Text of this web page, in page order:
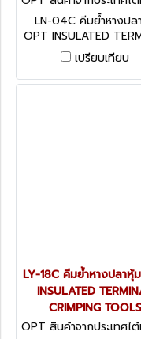
N-04C
LN-04C คีมย้ำหางปล
OPT INSULATED
CRIMPING TOOLS
เปรียบเทียบ
LY-18C คีมย้ำหางปลาหุ้
INSULATED
CRIMPING TOOLS
OPT สินค้าจากประเทศไ